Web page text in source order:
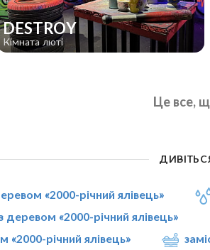
DESTROY
Кімната люті
Це все,
«2000-річний ялівець»
«2000-річний ялівець»
«2000-річний ялівець»